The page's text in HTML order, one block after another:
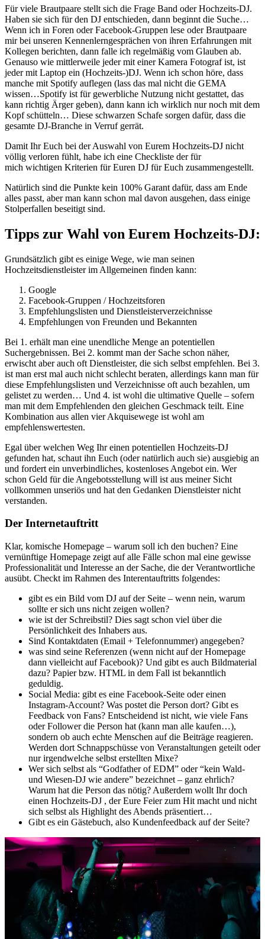
Für viele Brautpaare stellt sich die Frage Band oder Hochzeits-DJ.
Haben sie sich für den DJ entschieden, dann beginnt die Suche…
Wenn ich in Foren oder Facebook-Gruppen lese oder Brautpaare
mir bei unseren Kennenlerngesprächen von ihren Erfahrungen mit
Kollegen berichten, dann falle ich regelmäßig vom Glauben ab.
Genauso wie mittlerweile jeder mit einer Kamera Fotograf ist, ist
jeder mit Laptop ein (Hochzeits-)DJ. Wenn ich schon höre, dass
manche mit Spotify auflegen (lass das mal nicht die GEMA
wissen…Spotify ist für gewerbliche Nutzung nicht gestattet, das
kann richtig Ärger geben), dann kann ich wirklich nur noch mit dem
Kopf schütteln… Diese schwarzen Schafe sorgen dafür, dass die
gesamte DJ-Branche in Verruf gerrät.
Damit Ihr Euch bei der Auswahl von Eurem Hochzeits-DJ nicht
völlig verloren fühlt, habe ich eine Checkliste der für
mich wichtigen Kriterien für Euren DJ für Euch zusammengestellt.
Natürlich sind die Punkte kein 100% Garant dafür, dass am Ende
alles passt, aber man kann schon mal davon ausgehen, dass einige
Stolperfallen beseitigt sind.
Tipps zur Wahl von Eurem Hochzeits-DJ:
Grundsätzlich gibt es einige Wege, wie man seinen
Hochzeitsdienstleister im Allgemeinen finden kann:
Google
Facebook-Gruppen / Hochzeitsforen
Empfehlungslisten und Dienstleisterverzeichnisse
Empfehlungen von Freunden und Bekannten
Bei 1. erhält man eine unendliche Menge an potentiellen
Suchergebnissen. Bei 2. kommt man der Sache schon näher,
erwischt aber auch oft Dienstleister, die sich selbst empfehlen. Bei 3.
ist man erst mal auch nicht schlecht beraten, allerdings kann man für
diese Empfehlungslisten und Verzeichnisse oft auch bezahlen, um
gelistet zu werden… Und 4. ist wohl die ultimative Quelle – sofern
man mit dem Empfehlenden den gleichen Geschmack teilt. Eine
Kombination aus allen vier Akquisewege ist wohl am
empfehlenswertesten.
Egal über welchen Weg Ihr einen potentiellen Hochzeits-DJ
gefunden hat, schaut ihn Euch (oder natürlich auch sie) ausgiebig an
und fordert ein unverbindliches, kostenloses Angebot ein. Wer
schon Geld für die Angebotsstellung will ist aus meiner Sicht
vollkommen unseriös und hat den Gedanken Dienstleister nicht
verstanden.
Der Internetauftritt
Klar, komische Homepage – warum soll ich den buchen? Eine
vernünftige Homepage zeigt auf alle Fälle schon mal eine gewisse
Professionalität und Interesse an der Sache, die der Verantwortliche
ausübt. Checkt im Rahmen des Interentauftritts folgendes:
gibt es ein Bild vom DJ auf der Seite – wenn nein, warum
sollte er sich uns nicht zeigen wollen?
wie ist der Schreibstil? Dies sagt schon viel über die
Persönlichkeit des Inhabers aus.
Sind Kontaktdaten (Email + Telefonnummer) angegeben?
was sind seine Referenzen (wenn nicht auf der Homepage
dann vielleicht auf Facebook)? Und gibt es auch Bildmaterial
dazu? Papier bzw. HTML in dem Fall ist bekanntlich
geduldig.
Social Media: gibt es eine Facebook-Seite oder einen
Instagram-Account? Was postet die Person dort? Gibt es
Feedback von Fans? Entscheidend ist nicht, wie viele Fans
oder Follower die Person hat (kann man alle kaufen…),
sondern ob auch echte Menschen auf die Beiträge reagieren.
Werden dort Schnappschüsse von Veranstaltungen geteilt oder
nur irgendwelche selbst erstellten Mixe?
Wer sich selbst als “Godfather of EDM” oder “kein Wald-
und Wiesen-DJ wie andere” bezeichnet – ganz ehrlich?
Warum hat die Person das nötig? Außerdem wollt Ihr doch
einen Hochzeits-DJ , der Eure Feier zum Hit macht und nicht
sich selbst als Highlight des Abends präsentiert…
Gibt es ein Gästebuch, also Kundenfeedback auf der Seite?